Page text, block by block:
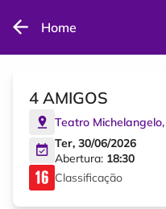
Home
4 AMIGOS
Teatro Michelangelo,
Ter, 30/06/2026
Abertura: 18:30
Classificação